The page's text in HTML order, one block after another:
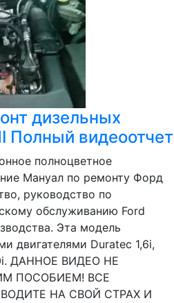
дизельных
Полный видеоотчет
полноцветное
Мануал по ремонту Форд
руководство по
обслуживанию Ford
Эта модель
двигателями Duratec 1,6i,
ДАННОЕ ВИДЕО НЕ
ПОСОБИЕМ! ВСЕ
НА СВОЙ СТРАХ И